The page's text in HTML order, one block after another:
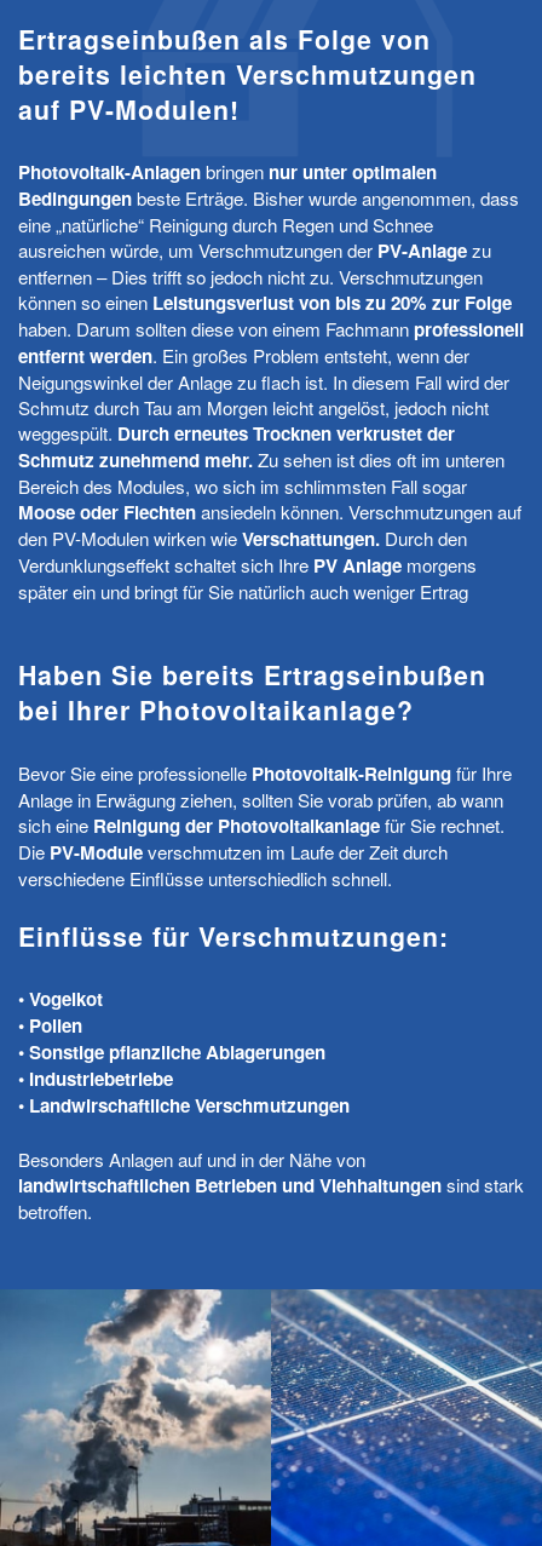
Ertragseinbußen als Folge von
bereits leichten Verschmutzungen
auf PV-Modulen!
Photovoltaik-Anlagenbringen nur unter optimalen
Bedingungenbeste Erträge. Bisher wurde angenommen, dass
eine „natürliche“ Reinigung durch Regen und Schnee
ausreichen würde, um Verschmutzungen der PV-Anlagezu
entfernen – Dies trifft so jedoch nicht zu. Verschmutzungen
können so einen Leistungsverlust von bis zu 20% zur Folge
haben. Darum sollten diese von einem Fachmannprofessionell
entfernt werden. Ein großes Problem entsteht, wenn der
Neigungswinkel der Anlage zu flach ist. In diesem Fall wird der
Schmutz durch Tau am Morgen leicht angelöst, jedoch nicht
weggespült. Durch erneutes Trocknen verkrustet der
Schmutz zunehmend mehr.Zu sehen ist dies oft im unteren
Bereich des Modules, wo sich im schlimmsten Fall sogar
Moose oder Flechtenansiedeln können. Verschmutzungen auf
den PV-Modulen wirken wieVerschattungen. Durch den
Verdunklungseffekt schaltet sich Ihre PV Anlage morgens
später ein und bringt für Sie natürlich auch weniger Ertrag
Haben Sie bereits Ertragseinbußen
bei Ihrer Photovoltaikanlage?
Bevor Sie eine professionelle Photovoltaik-Reinigungfür Ihre
Anlage in Erwägung ziehen, sollten Sie vorab prüfen, ab wann
sich eine Reinigung der Photovoltaikanlagefür Sie rechnet.
Die PV-Moduleverschmutzen im Laufe der Zeit durch
verschiedene Einflüsse unterschiedlich schnell.
Einflüsse für Verschmutzungen:
• Vogelkot
• Pollen
• Sonstige pflanzliche Ablagerungen
• Industriebetriebe
• Landwirschaftliche Verschmutzungen
Besonders Anlagen auf und in der Nähe von
landwirtschaftlichen Betrieben und Viehhaltungensind stark
betroffen.